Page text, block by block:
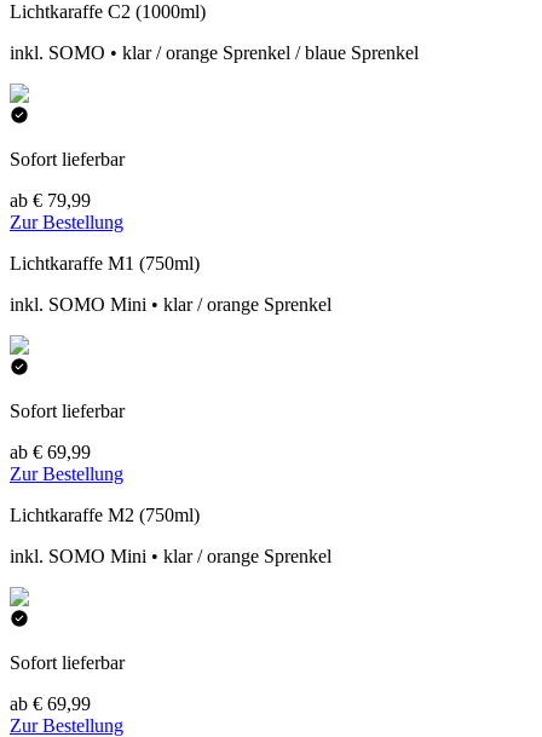
Lichtkaraffe C2 (1000ml)
inkl. SOMO • klar / orange Sprenkel / blaue Sprenkel
Sofort lieferbar
ab € 79,99
Zur Bestellung
Lichtkaraffe M1 (750ml)
inkl. SOMO Mini • klar / orange Sprenkel
Sofort lieferbar
ab € 69,99
Zur Bestellung
Lichtkaraffe M2 (750ml)
inkl. SOMO Mini • klar / orange Sprenkel
Sofort lieferbar
ab € 69,99
Zur Bestellung